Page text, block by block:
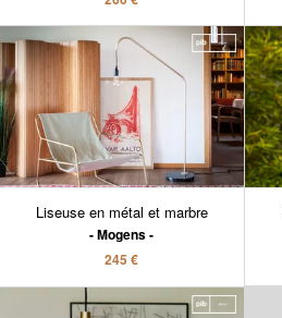
Liseuse en métal et marbre
Mogens
245 €